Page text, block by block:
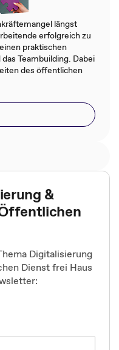
längst
erfolgreich zu
praktischen
Teambuilding. Dabei
des öffentlichen
&
Digitalisierung
Dienst frei Haus